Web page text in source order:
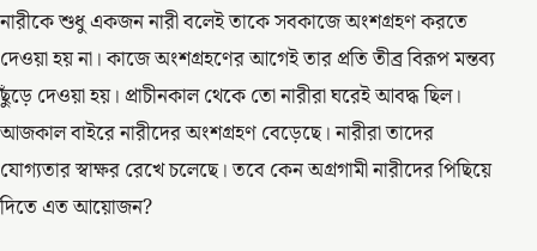
নারীকে শুধু একজন নারী বলেই তাকে সবকাজে অংশগ্রহণ করতে
দেওয়া হয় না। কাজে অংশগ্রহণের আগেই তার প্রতি তীব্র বিরূপ মন্তব্য
ছুঁড়ে দেওয়া হয়। প্রাচীনকাল থেকে তো নারীরা ঘরেই আবদ্ধ ছিল।
আজকাল বাইরে নারীদের অংশগ্রহণ বেড়েছে। নারীরা তাদের
যোগ্যতার স্বাক্ষর রেখে চলেছে। তবে কেন অগ্রগামী নারীদের পিছিয়ে
দিতে এত আয়োজন?